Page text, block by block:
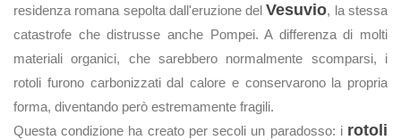
residenza romana sepolta dall'eruzione delVesuvio, la stessa
catastrofe che distrusse anche Pompei. A differenza di molti
materiali organici, che sarebbero normalmente scomparsi, i
rotoli furono carbonizzati dal calore e conservarono la propria
forma, diventando però estremamente fragili.
Questa condizione ha creato per secoli un paradosso: i rotoli